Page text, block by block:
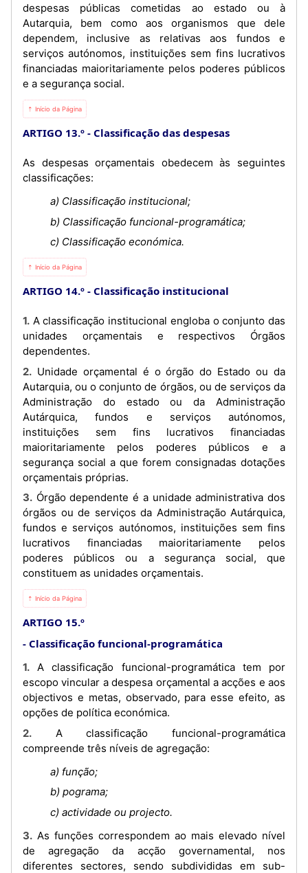
despesas públicas cometidas ao estado ou à
Autarquia, bem como aos organismos que dele
dependem, inclusive as relativas aos fundos e
serviços autónomos, instituições sem fins lucrativos
financiadas maioritariamente pelos poderes públicos
e a segurança social.
⇡ Início da Página
ARTIGO 13.º Classificação das despesas
As despesas orçamentais obedecem às seguintes
classificações:
a) Classificação institucional;
b) Classificação funcional-programática;
c) Classificação económica.
⇡ Início da Página
ARTIGO 14.º Classificação institucional
1. A classificação institucional engloba o conjunto das
unidades orçamentais e respectivos Órgãos
dependentes.
2. Unidade orçamental é o órgão do Estado ou da
Autarquia, ou o conjunto de órgãos, ou de serviços da
Administração do estado ou da Administração
Autárquica, fundos e serviços autónomos,
instituições sem fins lucrativos financiadas
maioritariamente pelos poderes públicos e a
segurança social a que forem consignadas dotações
orçamentais próprias.
3. Órgão dependente é a unidade administrativa dos
órgãos ou de serviços da Administração Autárquica,
fundos e serviços autónomos, instituições sem fins
lucrativos financiadas maioritariamente pelos
poderes públicos ou a segurança social, que
constituem as unidades orçamentais.
⇡ Início da Página
ARTIGO 15.º
Classificação funcional-programática
1. A classificação funcional-programática tem por
escopo vincular a despesa orçamental a acções e aos
objectivos e metas, observado, para esse efeito, as
opções de política económica.
2. A classificação funcional-programática
compreende três níveis de agregação:
a) função;
b) pograma;
c) actividade ou projecto.
3. As funções correspondem ao mais elevado nível
de agregação da acção governamental, nos
diferentes sectores, sendo subdivididas em sub-